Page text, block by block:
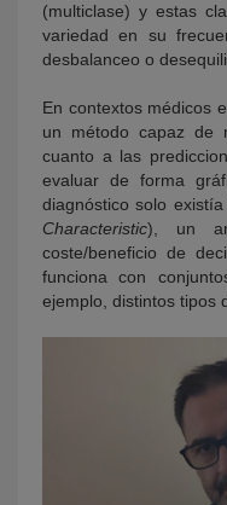
(multiclase) y estas
variedad en su
desbalanceo o
En contextos médicos
un método capaz de
cuanto a las
evaluar de forma
diagnóstico solo
Characteristic), un
coste/beneficio de
funciona con
ejemplo, distintos tipos